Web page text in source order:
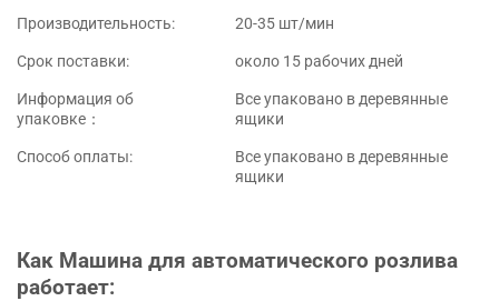
Производительность:
20-35 шт/мин
Срок поставки:
около 15 рабочих дней
Информация об
упаковке：
Все упаковано в деревянные
ящики
Способ оплаты:
Все упаковано в деревянные
ящики
Как Машина для автоматического розлива
работает: